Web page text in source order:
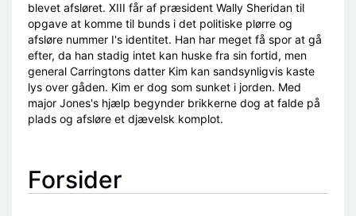
blevet afsløret. XIII får af præsident Wally Sheridan til
opgave at komme til bunds i det politiske plørre og
afsløre nummer I's identitet. Han har meget få spor at gå
efter, da han stadig intet kan huske fra sin fortid, men
general Carringtons datter Kim kan sandsynligvis kaste
lys over gåden. Kim er dog som sunket i jorden. Med
major Jones's hjælp begynder brikkerne dog at falde på
plads og afsløre et djævelsk komplot.
Forsider